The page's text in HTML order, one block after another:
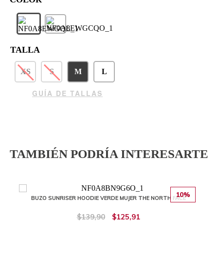
TALLA
XS S M L
GUÍA DE TALLAS
TAMBIÉN PODRÍA INTERESARTE
10%
BUZO SUNRISER HOODIE VERDE MUJER THE NORTH FACE
$139,90 $125,91